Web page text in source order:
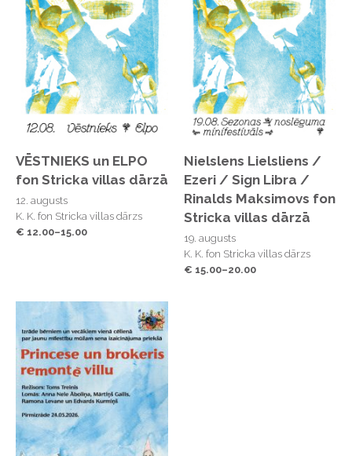
------------------------------------------------
Rīgas Mazākā kabarē darbību atbalsta Valsts
Kultūrkapitāla fonds.
------------------------------------------------
Rīgas Mazākais kabarē atrodas K.K. fon Stricka villā,
Aristida Briāna ielā 9 (ieeja no pagalma, sekojot
norādēm).
VĒSTNIEKS un ELPO
fon Stricka villas dārzā
12. augusts
K. K. fon Stricka villas dārzs
€ 12.00–15.00
Nielslens Lielsliens /
Ezeri / Sign Libra /
Rinalds Maksimovs fon
Stricka villas dārzā
19. augusts
K. K. fon Stricka villas dārzs
€ 15.00–20.00